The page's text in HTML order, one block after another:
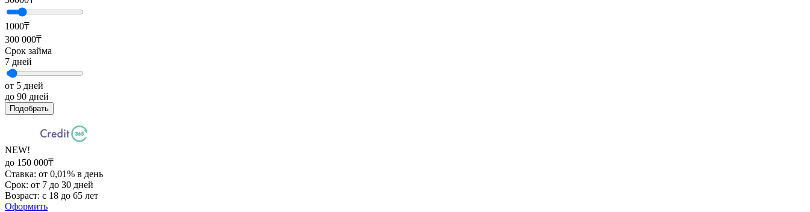
1000₸
300 000₸
Срок займа
7 дней
от 5 дней
до 90 дней
Подобрать
NEW!
до 150 000₸
Ставка: от 0,01% в день
Срок: от 7 до 30 дней
Возраст: с 18 до 65 лет
Оформить